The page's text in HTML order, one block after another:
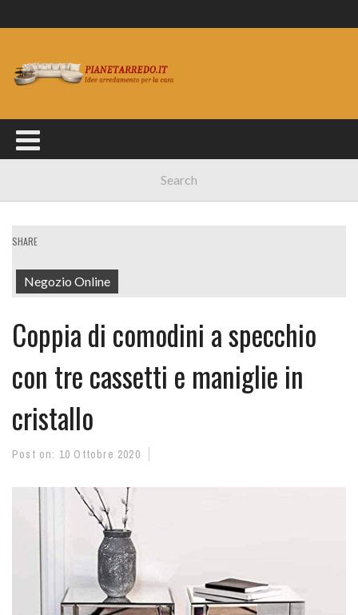
SHARE
Negozio Online
Coppia di comodini a specchio
con tre cassetti e maniglie in
cristallo
Post on: 10 Ottobre 2020